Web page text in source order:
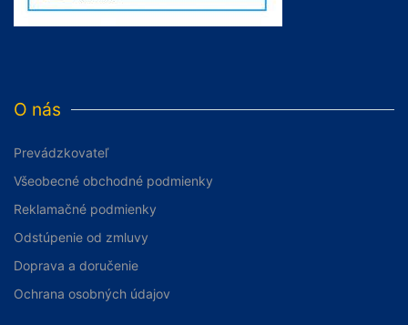
O nás
Prevádzkovateľ
Všeobecné obchodné podmienky
Reklamačné podmienky
Odstúpenie od zmluvy
Doprava a doručenie
Ochrana osobných údajov